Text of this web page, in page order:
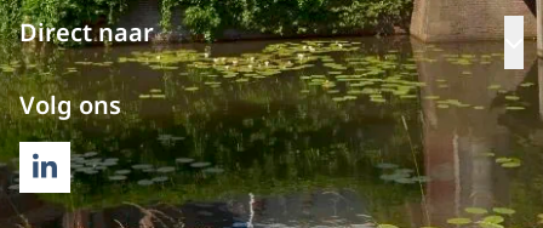
Direct naar
Volg ons
LINKEDIN